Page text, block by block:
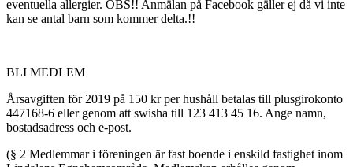
eventuella allergier. OBS!! Anmälan på Facebook gäller ej då vi inte
kan se antal barn som kommer delta.!!
BLI MEDLEM
Årsavgiften för 2019 på 150 kr per hushåll betalas till plusgirokonto
447168-6 eller genom att swisha till 123 413 45 16. Ange namn,
bostadsadress och e-post.
(§ 2 Medlemmar i föreningen är fast boende i enskild fastighet inom